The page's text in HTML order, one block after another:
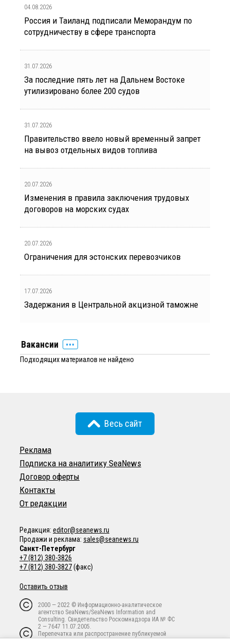
04.08.2026
Россия и Таиланд подписали Меморандум по
сотрудничеству в сфере транспорта
31.07.2026
За последние пять лет на Дальнем Востоке
утилизировано более 200 судов
31.07.2026
Правительство ввело новый временный запрет
на вывоз отдельных видов топлива
20.07.2026
Изменения в правила заключения трудовых
договоров на морских судах
20.07.2026
Ограничения для эстонских перевозчиков
17.07.2026
Задержания в Центральной акцизной таможне
Вакансии
Подходящих материалов не найдено
Весь сайт
Реклама
Подписка на аналитику SeaNews
Договор оферты
Контакты
От редакции
Редакция: editor@seanews.ru
Продажи и реклама: sales@seanews.ru
Санкт-Петербург
+7 (812) 380-3826
+7 (812) 380-3827(факс)
Оставить отзыв
2000 — 2022 © Информационно-аналитическое
агентство SeaNews/SeaNews Information and
Consulting. Свидетельство Роскомнадзора ИА № ФС
2 — 7647 11.07.2005.
Перепечатка или распространение публикуемой